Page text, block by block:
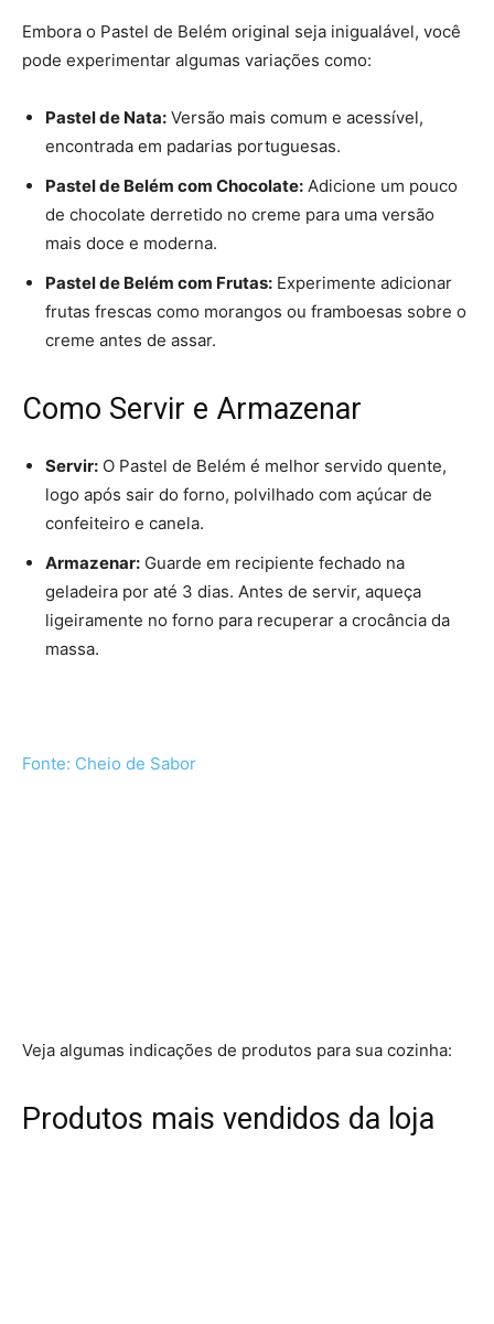
Embora o Pastel de Belém original seja inigualável, você
pode experimentar algumas variações como:
Pastel de Nata: Versão mais comum e acessível,
encontrada em padarias portuguesas.
Pastel de Belém com Chocolate: Adicione um pouco
de chocolate derretido no creme para uma versão
mais doce e moderna.
Pastel de Belém com Frutas: Experimente adicionar
frutas frescas como morangos ou framboesas sobre o
creme antes de assar.
Como Servir e Armazenar
Servir: O Pastel de Belém é melhor servido quente,
logo após sair do forno, polvilhado com açúcar de
confeiteiro e canela.
Armazenar: Guarde em recipiente fechado na
geladeira por até 3 dias. Antes de servir, aqueça
ligeiramente no forno para recuperar a crocância da
massa.
Fonte: Cheio de Sabor
Veja algumas indicações de produtos para sua cozinha:
Produtos mais vendidos da loja